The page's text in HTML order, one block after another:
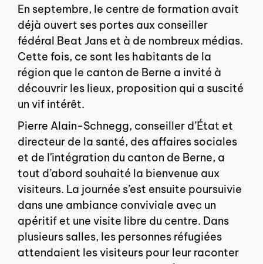
En septembre, le centre de formation avait
déjà ouvert ses portes aux conseiller
fédéral Beat Jans et à de nombreux médias.
Cette fois, ce sont les habitants de la
région que le canton de Berne a invité à
découvrir les lieux, proposition qui a suscité
un vif intérêt.
Pierre Alain-Schnegg, conseiller d’État et
directeur de la santé, des affaires sociales
et de l'intégration du canton de Berne, a
tout d’abord souhaité la bienvenue aux
visiteurs. La journée s’est ensuite poursuivie
dans une ambiance conviviale avec un
apéritif et une visite libre du centre. Dans
plusieurs salles, les personnes réfugiées
attendaient les visiteurs pour leur raconter